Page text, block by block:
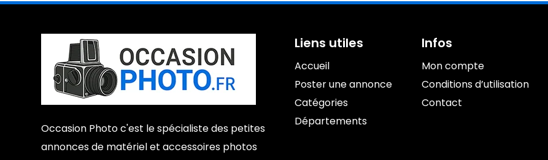
Occasion Photo c'est le spécialiste des petites
annonces de matériel et accessoires photos
Liens utiles
Accueil
Poster une annonce
Catégories
Départements
Infos
Mon compte
Conditions d’utilisation
Contact